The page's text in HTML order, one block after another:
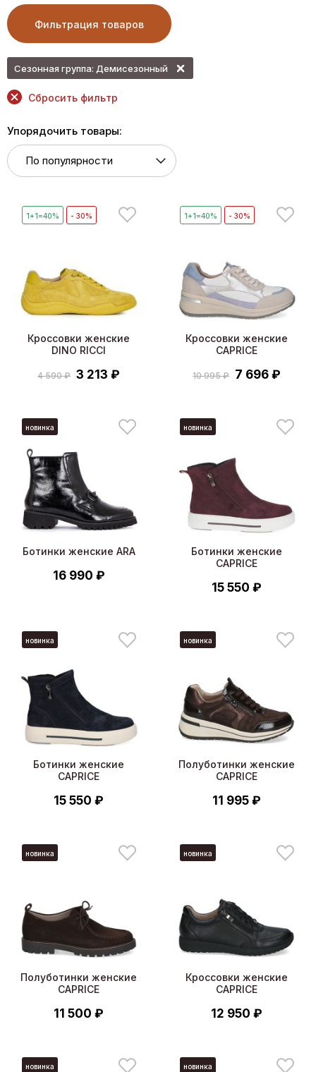
Фильтрация товаров
Сезонная группа: Демисезонный
Сбросить фильтр
Упорядочить товары:
1+1=40% - 30%
Кроссовки женские
DINO RICCI
4 590 ₽ 3 213 ₽
1+1=40% - 30%
Кроссовки женские
CAPRICE
10 995 ₽ 7 696 ₽
новинка
Ботинки женские ARA
16 990 ₽
новинка
Ботинки женские
CAPRICE
15 550 ₽
новинка
Ботинки женские
CAPRICE
15 550 ₽
новинка
Полуботинки женские
CAPRICE
11 995 ₽
новинка
Полуботинки женские
CAPRICE
11 500 ₽
новинка
Кроссовки женские
CAPRICE
12 950 ₽
новинка новинка